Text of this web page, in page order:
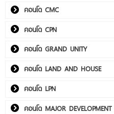
คอนโด CMC
คอนโด CPN
คอนโด GRAND UNITY
คอนโด LAND AND HOUSE
คอนโด LPN
คอนโด MAJOR DEVELOPMENT